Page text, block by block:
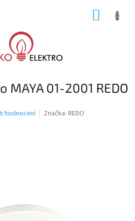
01-2001 REDO
hodnocení Značka: REDO